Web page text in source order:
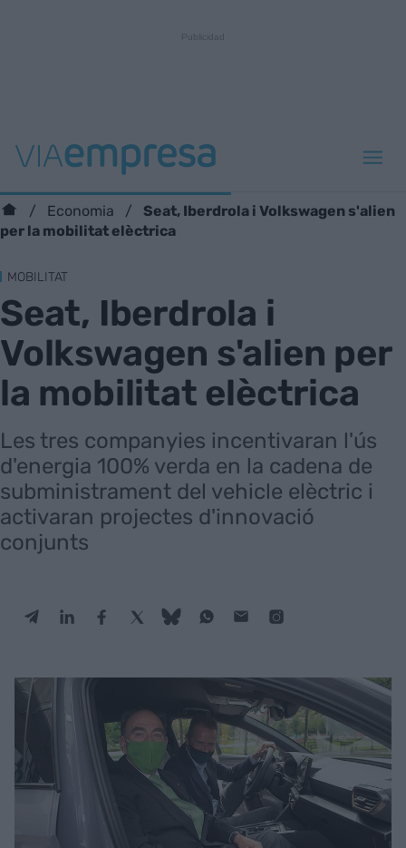
Economia
Seat, Iberdrola i Volkswagen s'alien
per la mobilitat elèctrica
MOBILITAT
Seat, Iberdrola i
Volkswagen s'alien per
la mobilitat elèctrica
Les tres companyies incentivaran l'ús
d'energia 100% verda en la cadena de
subministrament del vehicle elèctric i
activaran projectes d'innovació
conjunts